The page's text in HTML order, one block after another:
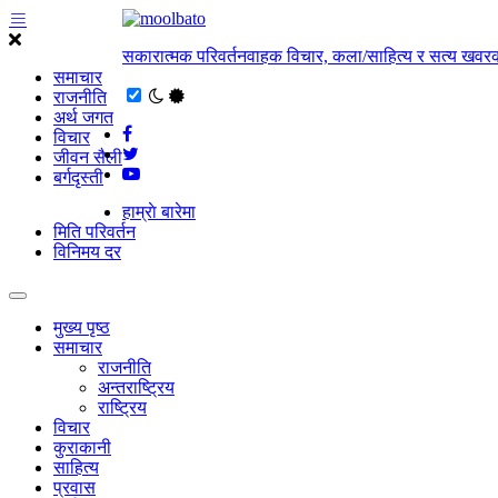
समाचार
राजनीति
अर्थ जगत
विचार
जीवन सैली
बर्गदृस्ती
सकारात्मक परिवर्तनवाहक विचार, कला/साहित्य र सत्य
हाम्राे बारेमा
मिति परिवर्तन
विनिमय दर
मुख्य पृष्ठ
समाचार
राजनीति
अन्तराष्ट्रिय
राष्ट्रिय
विचार
कुराकानी
साहित्य
प्रवास